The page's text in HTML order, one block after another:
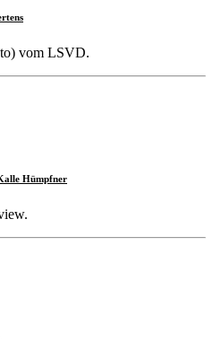
vom LSVD.
Hümpfner